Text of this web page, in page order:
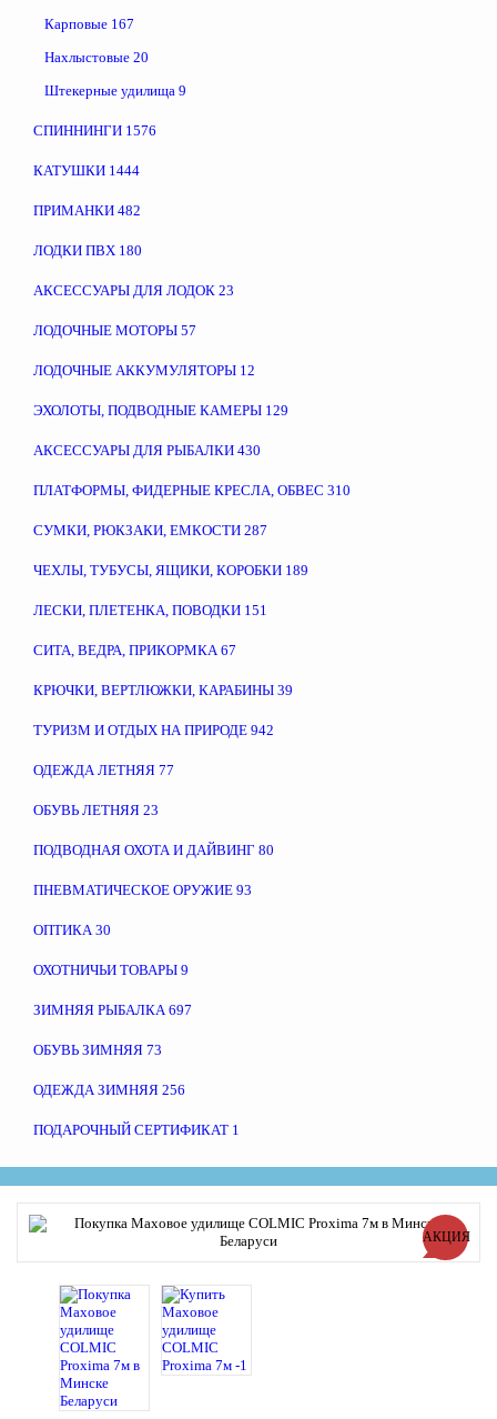
Карповые 167
Нахлыстовые 20
Штекерные удилища 9
СПИННИНГИ 1576
КАТУШКИ 1444
ПРИМАНКИ 482
ЛОДКИ ПВХ 180
АКСЕССУАРЫ ДЛЯ ЛОДОК 23
ЛОДОЧНЫЕ МОТОРЫ 57
ЛОДОЧНЫЕ АККУМУЛЯТОРЫ 12
ЭХОЛОТЫ, ПОДВОДНЫЕ КАМЕРЫ 129
АКСЕССУАРЫ ДЛЯ РЫБАЛКИ 430
ПЛАТФОРМЫ, ФИДЕРНЫЕ КРЕСЛА, ОБВЕС 310
СУМКИ, РЮКЗАКИ, ЕМКОСТИ 287
ЧЕХЛЫ, ТУБУСЫ, ЯЩИКИ, КОРОБКИ 189
ЛЕСКИ, ПЛЕТЕНКА, ПОВОДКИ 151
СИТА, ВЕДРА, ПРИКОРМКА67
КРЮЧКИ, ВЕРТЛЮЖКИ, КАРАБИНЫ 39
ТУРИЗМ И ОТДЫХ НА ПРИРОДЕ 942
ОДЕЖДА ЛЕТНЯЯ 77
ОБУВЬ ЛЕТНЯЯ 23
ПОДВОДНАЯ ОХОТА И ДАЙВИНГ 80
ПНЕВМАТИЧЕСКОЕ ОРУЖИЕ 93
ОПТИКА30
ОХОТНИЧЬИ ТОВАРЫ 9
ЗИМНЯЯ РЫБАЛКА697
ОБУВЬ ЗИМНЯЯ 73
ОДЕЖДА ЗИМНЯЯ 256
ПОДАРОЧНЫЙ СЕРТИФИКАТ 1
АКЦИЯ